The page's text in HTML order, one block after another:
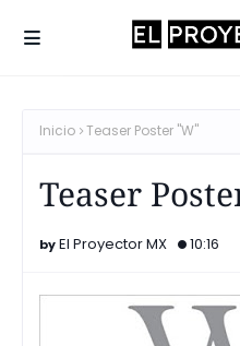
Inicio Teaser Poster "W"
Teaser
El Proyector MX 10:16